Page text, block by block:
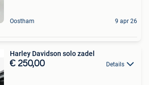
Oostham 9 apr 26
Harley Davidson solo zadel
€ 250,00 Details